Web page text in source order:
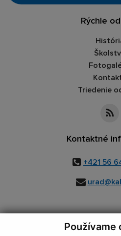
Používame
Rýchle
Triedenie
Kontaktné
+421 56
využite možnosť získavania